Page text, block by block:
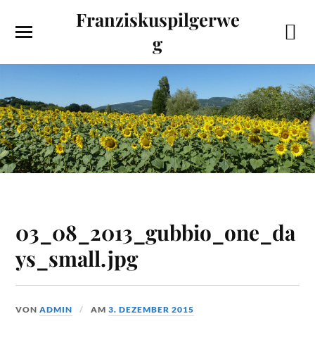
Franziskuspilgerwe
g
03_08_2013_gubbio_one_da
ys_small.jpg
VONADMIN AM3. DEZEMBER 2015